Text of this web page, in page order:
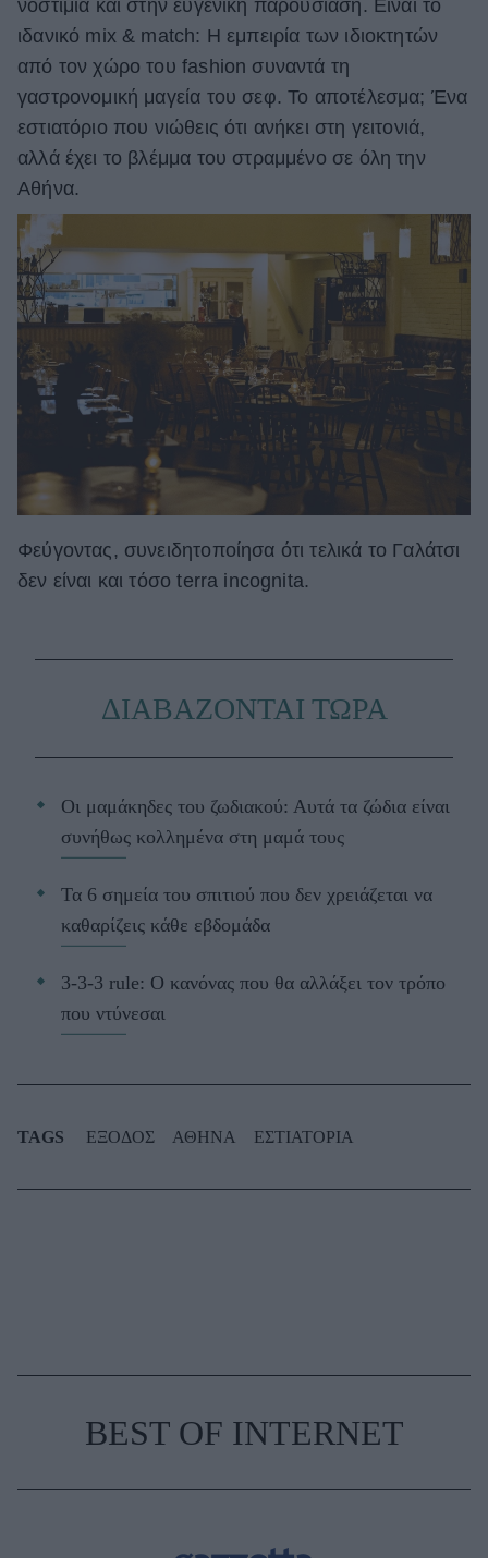
νοστιμιά και στην ευγενική παρουσίαση. Είναι το
ιδανικό mix & match: Η εμπειρία των ιδιοκτητών
από τον χώρο του fashion συναντά τη
γαστρονομική μαγεία του σεφ. Το αποτέλεσμα; Ένα
εστιατόριο που νιώθεις ότι ανήκει στη γειτονιά,
αλλά έχει το βλέμμα του στραμμένο σε όλη την
Αθήνα.
Φεύγοντας, συνειδητοποίησα ότι τελικά το Γαλάτσι
δεν είναι και τόσο terra incognita.
ΔΙΑΒΑΖΟΝΤΑΙ ΤΩΡΑ
Οι μαμάκηδες του ζωδιακού: Αυτά τα ζώδια είναι
συνήθως κολλημένα στη μαμά τους
Τα 6 σημεία του σπιτιού που δεν χρειάζεται να
καθαρίζεις κάθε εβδομάδα
3-3-3 rule: Ο κανόνας που θα αλλάξει τον τρόπο
που ντύνεσαι
TAGS ΕΞΟΔΟΣ ΑΘΗΝΑ ΕΣΤΙΑΤΟΡΙΑ
BEST OF INTERNET